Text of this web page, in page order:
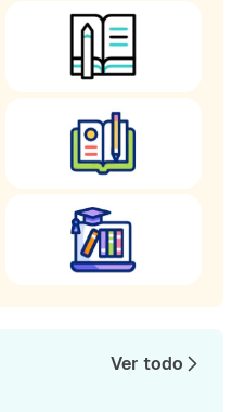
Ver todo